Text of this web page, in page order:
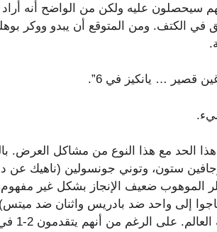
سيحصلون عليه ولكن من الواضح أنه
قصير … يانكيز في 6”.
الحد مع هذا النوع من مشاكل العرض.
وجافين ستون، وتوني جونسولين (ناهيك عن
الموهوب ضعيف الإنجاز بشكل غير
إلى واحد ضد بادريس واثنان ضد
نرى كيف